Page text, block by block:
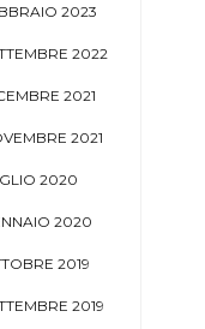
2023
2022
2021
2021
2020
2020
2019
2019